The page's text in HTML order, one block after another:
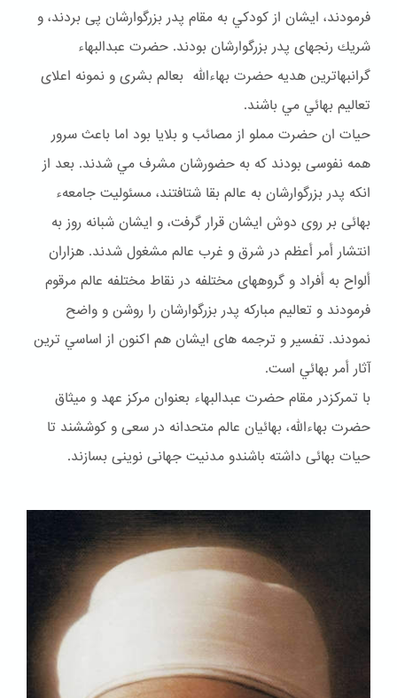
فرمودند، ايشان از كودكي به مقام پدر بزرگوارشان پى بردند، و
شريك رنجهاى پدر بزرگوارشان بودند. حضرت عبدالبهاء
گرانبهاترين هديه حضرت بهاءالله بعالم بشرى و نمونه اعلاى
تعاليم بهائي مي باشند.
حيات ان حضرت مملو از مصائب و بلايا بود اما باعث سرور
همه نفوسى بودند كه به حضورشان مشرف مي شدند. بعد از
انكه پدر بزرگوارشان به عالم بقا شتافتند، مسئوليت جامعهء
بهائى بر روى دوش ايشان قرار گرفت، و ايشان شبانه روز به
انتشار أمر أعظم در شرق و غرب عالم مشغول شدند. هزاران
ألواح به أفراد و گروههاى مختلفه در نقاط مختلفه عالم مرقوم
فرمودند و تعاليم مباركه پدر بزرگوارشان را روشن و واضح
نمودند. تفسير و ترجمه هاى ايشان هم اكنون از اساسي ترين
آثار أمر بهائي است.
با تمرکزدر مقام حضرت عبدالبهاء بعنوان مركز عهد و ميثاق
حضرت بهاءالله، بهائيان عالم متحدانه در سعى و كوششند تا
حيات بهائى داشته باشندو مدنيت جهانى نوينى بسازند.